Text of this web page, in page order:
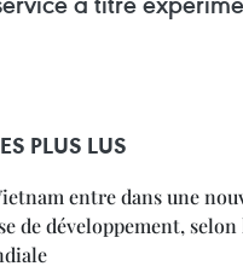
PLUS LUS
entre dans une
de développement, selon